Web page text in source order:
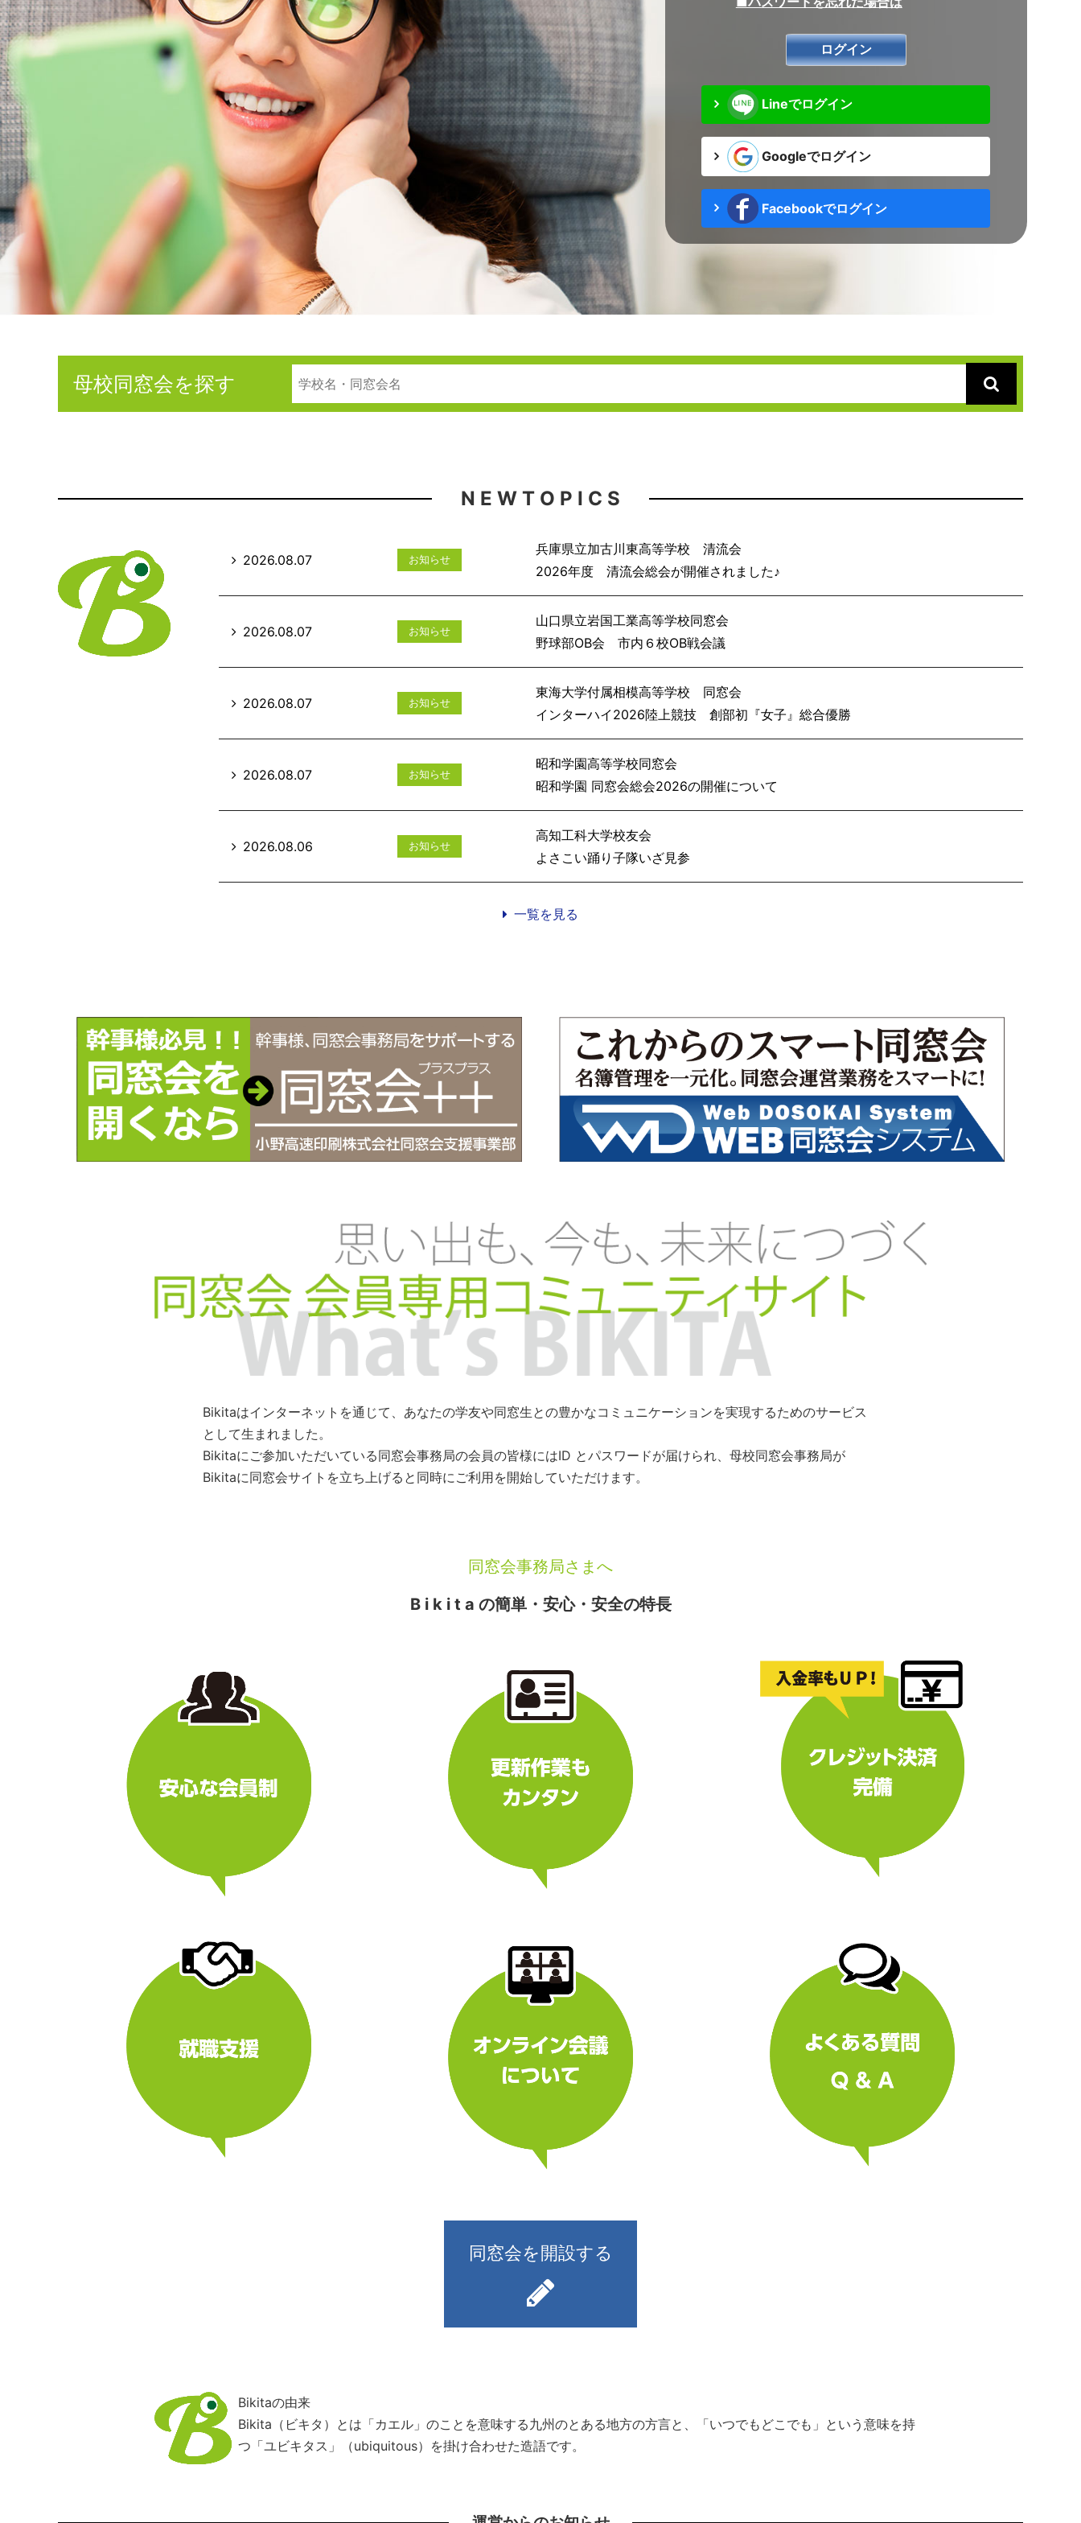
Lineでログイン
Googleでログイン
Facebookでログイン
母校同窓会を探す
N E W T O P I C S
2026.08.07 お知らせ
兵庫県立加古川東高等学校 清流会
2026年度 清流会総会が開催されました♪
2026.08.07 お知らせ
山口県立岩国工業高等学校同窓会
野球部OB会 市内６校OB戦会議
2026.08.07 お知らせ
東海大学付属相模高等学校 同窓会
インターハイ2026陸上競技 創部初『女子』総合優勝
2026.08.07 お知らせ
昭和学園高等学校同窓会
昭和学園 同窓会総会2026の開催について
2026.08.06 お知らせ
高知工科大学校友会
よさこい踊り子隊いざ見参
一覧を見る
Bikitaはインターネットを通じて、あなたの学友や同窓生との豊かなコミュニケーションを実現するためのサービス
として生まれました。
Bikitaにご参加いただいている同窓会事務局の会員の皆様にはID とパスワードが届けられ、母校同窓会事務局が
Bikitaに同窓会サイトを立ち上げると同時にご利用を開始していただけます。
同窓会事務局さまへ
B i k i t a の簡単・安心・安全の特長
同窓会を開設する
Bikitaの由来
Bikita（ビキタ）とは「カエル」のことを意味する九州のとある地方の方言と、「いつでもどこでも」という意味を持
つ「ユビキタス」（ubiquitous）を掛け合わせた造語です。